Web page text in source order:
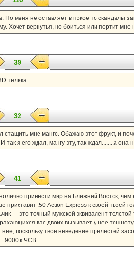
Но меня не оставляет в покое то скандалы
Хочет вернутья, но боиться или портит мне
39
телека.
32
мне манго. Обажаю этот фрукт, и
так я его ждал, мангу эту, так ждал........а она
41
принести мир на Ближний Восток,
.50 Action Express к своей твоей
— это точный мужской эквивалент
вас двоих вызывает у нее
поскольку твое неведение прелестей
+9000 к ЧСВ.